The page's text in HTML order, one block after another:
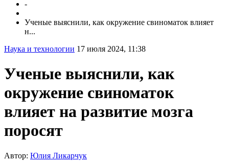
-
Ученые выяснили, как окружение свиноматок влияет
н...
Наука и технологии 17 июля 2024, 11:38
Ученые выяснили, как
окружение свиноматок
влияет на развитие мозга
поросят
Автор: Юлия Ликарчук